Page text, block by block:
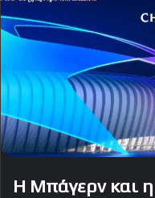
Η Μπάγερν και